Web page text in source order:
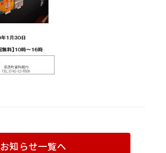
お知らせ一覧へ